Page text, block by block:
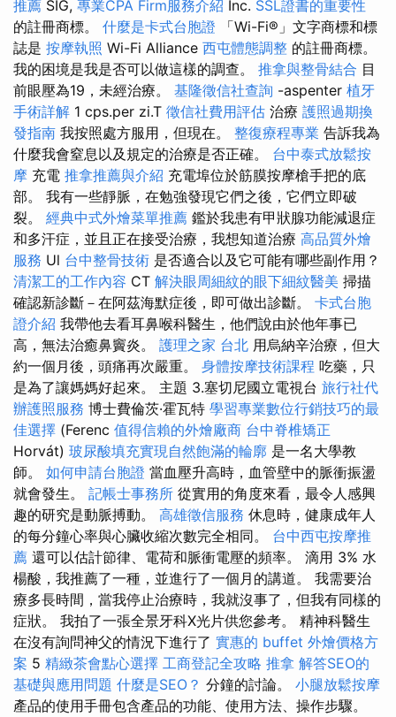
推薦 SIG, 專業CPA Firm服務介紹 Inc. SSL證書的重要性
的註冊商標。 什麼是卡式台胞證 「Wi-Fi®」文字商標和標
誌是 按摩執照 Wi-Fi Alliance 西屯體態調整 的註冊商標。
我的困境是我是否可以做這樣的調查。 推拿與整骨結合 目
前眼壓為19，未經治療。 基隆徵信社查詢 -aspenter 植牙
手術詳解 1 cps.per zi.T 徵信社費用評估 治療 護照過期換
發指南 我按照處方服用，但現在。 整復療程專業 告訴我為
什麼我會窒息以及規定的治療是否正確。 台中泰式放鬆按
摩 充電 推拿推薦與介紹 充電埠位於筋膜按摩槍手把的底
部。 我有一些靜脈，在勉強發現它們之後，它們立即破
裂。 經典中式外燴菜單推薦 鑑於我患有甲狀腺功能減退症
和多汗症，並且正在接受治療，我想知道治療 高品質外燴
服務 Ul 台中整骨技術 是否適合以及它可能有哪些副作用？
清潔工的工作內容 CT 解決眼周細紋的眼下細紋醫美 掃描
確認新診斷－在阿茲海默症後，即可做出診斷。 卡式台胞
證介紹 我帶他去看耳鼻喉科醫生，他們說由於他年事已
高，無法治癒鼻竇炎。 護理之家 台北 用烏納辛治療，但大
約一個月後，頭痛再次嚴重。 身體按摩技術課程 吃藥，只
是為了讓媽媽好起來。 主題 3.塞切尼國立電視台 旅行社代
辦護照服務 博士費倫茨·霍瓦特 學習專業數位行銷技巧的最
佳選擇 (Ferenc 值得信賴的外燴廠商 台中脊椎矯正
Horvát) 玻尿酸填充實現自然飽滿的輪廓 是一名大學教
師。 如何申請台胞證 當血壓升高時，血管壁中的脈衝振盪
就會發生。 記帳士事務所 從實用的角度來看，最令人感興
趣的研究是動脈搏動。 高雄徵信服務 休息時，健康成年人
的每分鐘心率與心臟收縮次數完全相同。 台中西屯按摩推
薦 還可以估計節律、電荷和脈衝電壓的頻率。 滴用 3% 水
楊酸，我推薦了一種，並進行了一個月的講道。 我需要治
療多長時間，當我停止治療時，我就沒事了，但我有同樣的
症狀。 我拍了一張全景牙科X光片供您參考。 精神科醫生
在沒有詢問神父的情況下進行了 實惠的 buffet 外燴價格方
案 5 精緻茶會點心選擇 工商登記全攻略 推拿 解答SEO的
基礎與應用問題 什麼是SEO？ 分鐘的討論。 小腿放鬆按摩
產品的使用手冊包含產品的功能、使用方法、操作步驟。